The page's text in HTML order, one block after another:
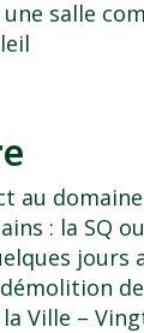
salle
au
: la SQ
jours
démolition de
Ville –